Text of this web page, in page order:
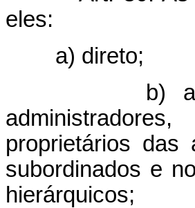
eles:
a) direto;
b)
proprietários
subordinados e
hierárquicos;